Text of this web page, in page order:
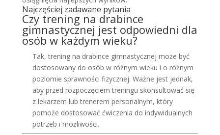
Najczęściej zadawane pytania
Czy trening na drabince
gimnastycznej jest odpowiedni dla
osób w każdym wieku?
Tak, trening na drabince gimnastycznej może być
dostosowany do osób w różnym wieku i o różnym
poziomie sprawności fizycznej. Ważne jest jednak,
aby przed rozpoczęciem treningu skonsultować się
z lekarzem lub trenerem personalnym, który
pomoże dostosować ćwiczenia do indywidualnych
potrzeb i możliwości.